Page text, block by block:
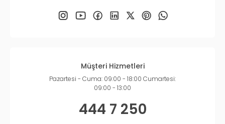
Müşteri Hizmetleri
Pazartesi - Cuma: 09:00 - 18:00 Cumartesi:
09:00 - 13:00
444 7 250